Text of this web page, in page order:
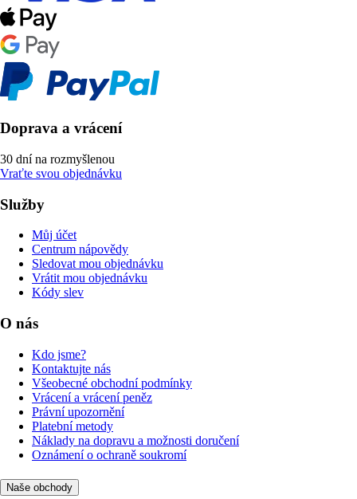
Doprava a vrácení
30 dní na rozmyšlenou
Vraťte svou objednávku
Služby
Můj účet
Centrum nápovědy
Sledovat mou objednávku
Vrátit mou objednávku
Kódy slev
O nás
Kdo jsme?
Kontaktujte nás
Všeobecné obchodní podmínky
Vrácení a vrácení peněz
Právní upozornění
Platební metody
Náklady na dopravu a možnosti doručení
Oznámení o ochraně soukromí
Naše obchody